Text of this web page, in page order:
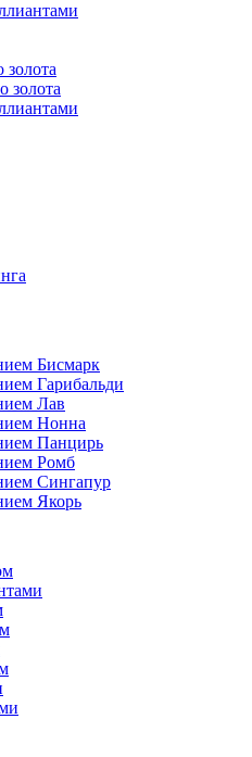
золота
золота
Бисмарк
Гарибальди
Лав
Нонна
Панцирь
Ромб
Сингапур
Якорь